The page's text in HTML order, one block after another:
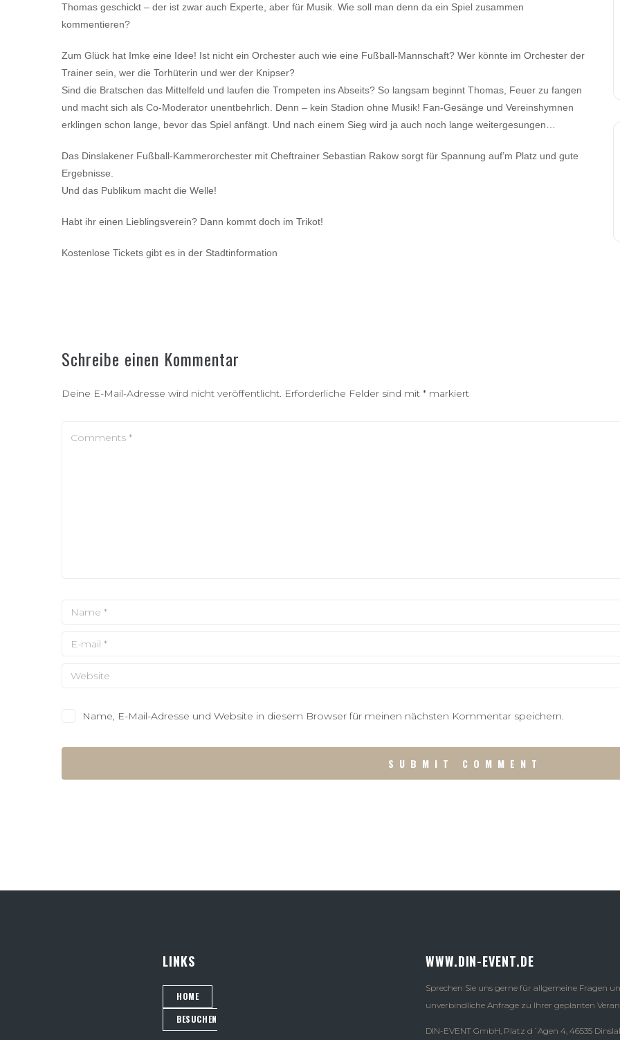
Thomas geschickt – der ist zwar auch Experte, aber für Musik. Wie soll man denn da ein Spiel zusammen
kommentieren?
Zum Glück hat Imke eine Idee! Ist nicht ein Orchester auch wie eine Fußball-Mannschaft? Wer könnte im Orchester der
Trainer sein, wer die Torhüterin und wer der Knipser?
Sind die Bratschen das Mittelfeld und laufen die Trompeten ins Abseits? So langsam beginnt Thomas, Feuer zu fangen
und macht sich als Co-Moderator unentbehrlich. Denn – kein Stadion ohne Musik! Fan-Gesänge und Vereinshymnen
erklingen schon lange, bevor das Spiel anfängt. Und nach einem Sieg wird ja auch noch lange weitergesungen…
Das Dinslakener Fußball-Kammerorchester mit Cheftrainer Sebastian Rakow sorgt für Spannung auf’m Platz und gute
Ergebnisse.
Und das Publikum macht die Welle!
Habt ihr einen Lieblingsverein? Dann kommt doch im Trikot!
Kostenlose Tickets gibt es in der Stadtinformation
Schreibe einen Kommentar
Deine E-Mail-Adresse wird nicht veröffentlicht. Erforderliche Felder sind mit * markiert
Name, E-Mail-Adresse und Website in diesem Browser für meinen nächsten Kommentar speichern.
LINKS
HOME
BESUCHEN
WWW.DIN-EVENT.DE
Sprechen Sie uns gerne für allgemeine Fragen
unverbindliche Anfrage zu Ihrer geplanten
DIN-EVENT GmbH, Platz d´Agen 4, 46535